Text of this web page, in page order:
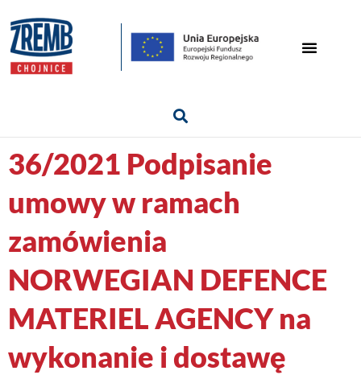
36/2021 Podpisanie
umowy w ramach
zamówienia
NORWEGIAN DEFENCE
MATERIEL AGENCY na
wykonanie i dostawę